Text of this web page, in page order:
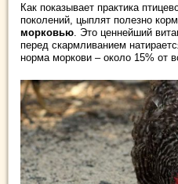
Как показывает практика
поколений, цыплят полезно
морковью . Это ценнейший
перед скармливанием
норма моркови – около 15% от